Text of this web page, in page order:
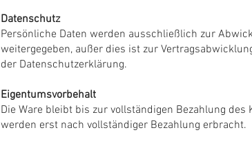
Datenschutz
Persönliche Daten werden ausschließlich zur
weitergegeben, außer dies ist zur
der Datenschutzerklärung.
Eigentumsvorbehalt
Die Ware bleibt bis zur vollständigen Bezahlung
werden erst nach vollständiger Bezahlung erbracht.